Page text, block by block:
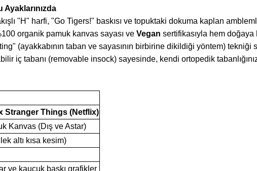
"H" harfi, "Go Tigers!" baskısı ve topuktaki dokuma kaplan
organik pamuk kanvas sayası ve Vegan sertifikasıyla hem doğaya
(ayakkabının taban ve sayasının birbirine dikildiği yöntem)
iç tabanı (removable insock) sayesinde, kendi ortopedik
Stranger Things (Netflix)
Kanvas (Dış ve Astar)
altı kısa kesim)
ve kauçuk baskı grafikler